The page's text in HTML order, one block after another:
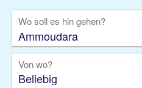
Kreuzfahrten
Rundreisen
Privattransfer
Wo soll es hin gehen?
Von wo?
Beliebig